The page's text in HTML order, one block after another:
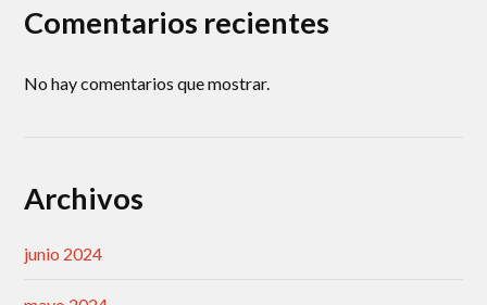
Comentarios recientes
No hay comentarios que mostrar.
Archivos
junio 2024